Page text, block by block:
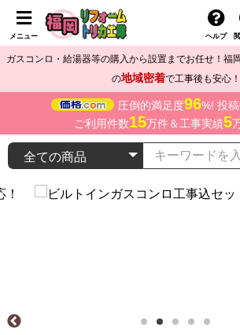
メニュー ヘルプ
ガスコンロ・給湯器等の購入から設置までお任せ！福
の地域密着で工事後も安心！
圧倒的満足度96%! 投稿
ご利用件数15万件＆工事実績5